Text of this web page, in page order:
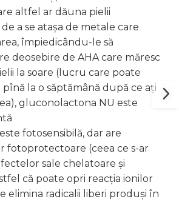
altfel ar dăuna pielii
a se atașa de metale care
împiedicându-le să
deosebire de AHA care măresc
la soare (lucru care poate
pînă la o săptămână după ce ați
gluconolactona NU este
fotosensibilă, dar are
fotoprotectoare (ceea ce s-ar
sale chelatoare și
că poate opri reacția ionilor
elimina radicalii liberi produși în